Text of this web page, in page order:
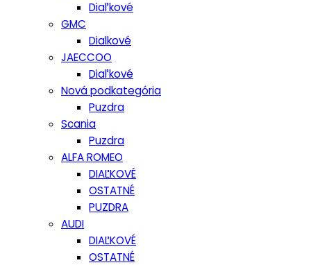
Diaľkové
GMC
Dialkové
JAECCOO
Diaľkové
Nová podkategória
Puzdra
Scania
Puzdra
ALFA ROMEO
DIAĽKOVÉ
OSTATNÉ
PUZDRA
AUDI
DIAĽKOVÉ
OSTATNÉ